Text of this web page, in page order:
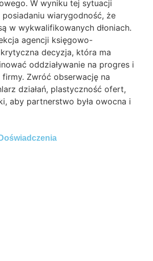
W wyniku tej sytuacji
wiarygodność, że
w wykwalifikowanych dłoniach.
agencji księgowo-
decyzja, która ma
oddziaływanie na progres i
Zwróć obserwację na
działań, plastyczność ofert,
aby partnerstwo była owocna i